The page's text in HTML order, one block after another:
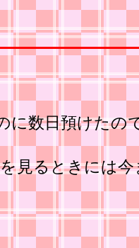
に数日預けたの
見るときには